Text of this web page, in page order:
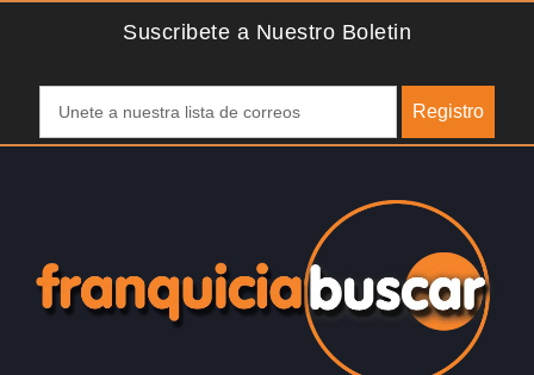
Suscribete a Nuestro Boletin
Registro